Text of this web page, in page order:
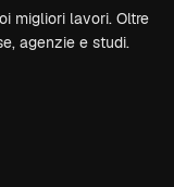
migliori lavori. Oltre
agenzie e studi.